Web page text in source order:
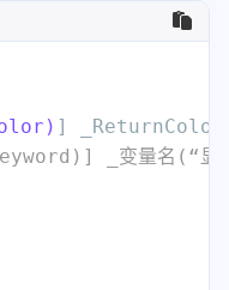
]
_变量名(“